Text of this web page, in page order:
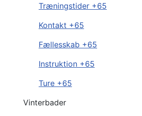
Træningstider +65
Kontakt +65
Fællesskab +65
Instruktion +65
Ture +65
Vinterbader